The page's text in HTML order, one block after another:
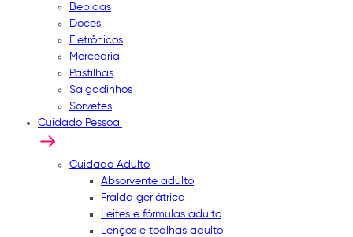
Bebidas
Doces
Eletrônicos
Mercearia
Pastilhas
Salgadinhos
Sorvetes
Cuidado Pessoal
Cuidado Adulto
Absorvente adulto
Fralda geriátrica
Leites e fórmulas adulto
Lenços e toalhas adulto